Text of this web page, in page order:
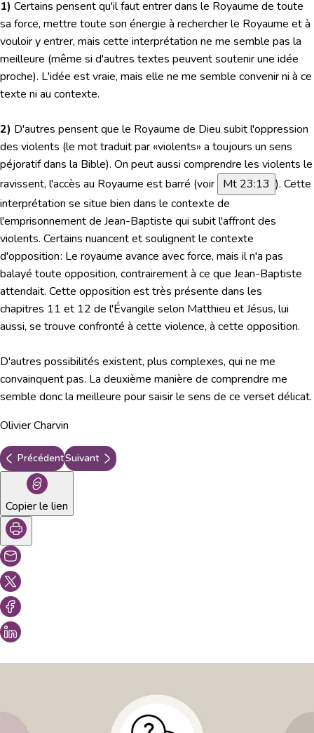
1) Certains pensent qu'il faut entrer dans le Royaume de toute
sa force, mettre toute son énergie à rechercher le Royaume et à
vouloir y entrer, mais cette interprétation ne me semble pas la
meilleure (même si d'autres textes peuvent soutenir une idée
proche). L'idée est vraie, mais elle ne me semble convenir ni à ce
texte ni au contexte.
2) D'autres pensent que le Royaume de Dieu subit l'oppression
des violents (le mot traduit par «violents» a toujours un sens
péjoratif dans la Bible). On peut aussi comprendre les violents le
ravissent, l'accès au Royaume est barré (voir Mt 23:13 ). Cette
interprétation se situe bien dans le contexte de
l'emprisonnement de Jean-Baptiste qui subit l'affront des
violents. Certains nuancent et soulignent le contexte
d'opposition : Le royaume avance avec force, mais il n'a pas
balayé toute opposition, contrairement à ce que Jean-Baptiste
attendait. Cette opposition est très présente dans les
chapitres 11 et 12 de l'Évangile selon Matthieu et Jésus, lui
aussi, se trouve confronté à cette violence, à cette opposition.
D'autres possibilités existent, plus complexes, qui ne me
convainquent pas. La deuxième manière de comprendre me
semble donc la meilleure pour saisir le sens de ce verset délicat.
Olivier Charvin
PrécédentSuivant
Copier le lien